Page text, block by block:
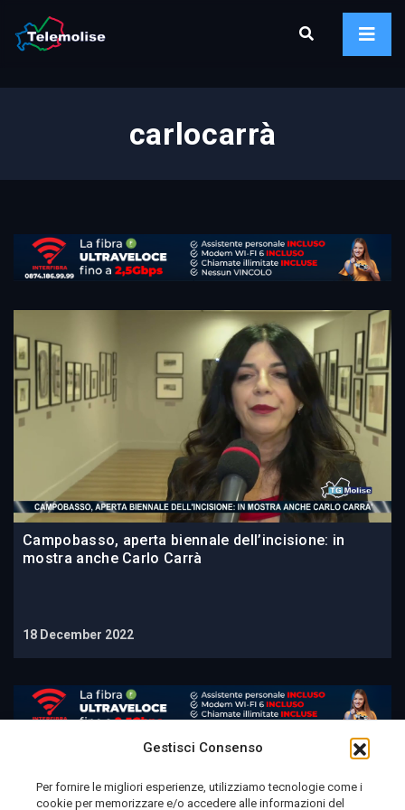
Gestisci Consenso
Per fornire le migliori esperienze, utilizziamo tecnologie come i
cookie per memorizzare e/o accedere alle informazioni del
carlocarrà
Campobasso, aperta biennale dell’incisione: in
mostra anche Carlo Carrà
18 December 2022